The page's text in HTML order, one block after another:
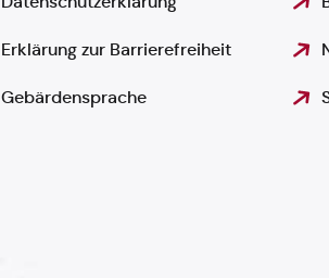
Erklärung zur Barrierefreiheit
Gebärdensprache